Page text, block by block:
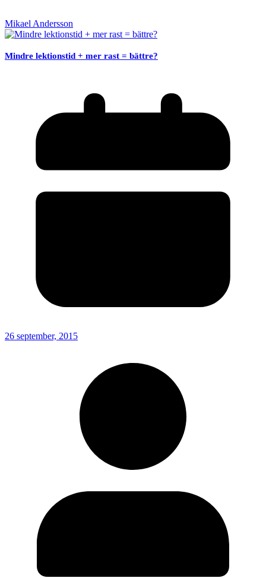
Mikael Andersson
Mindre lektionstid + mer rast = bättre?
26 september, 2015